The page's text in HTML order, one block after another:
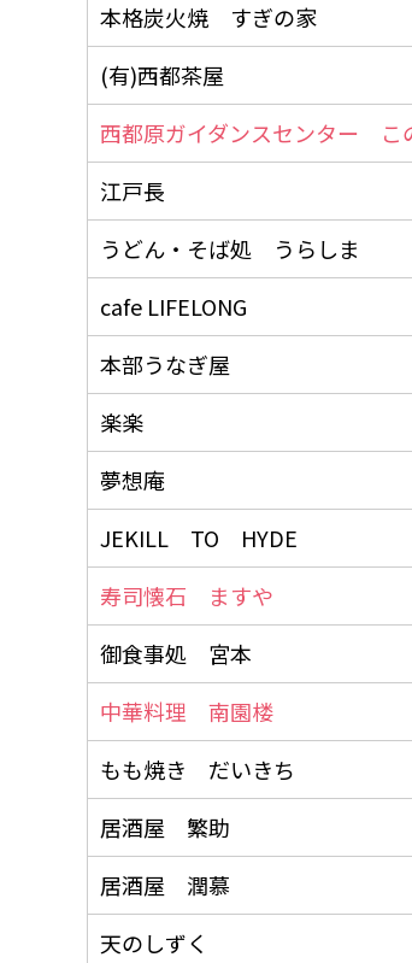
本格炭火焼 すぎの家
(有)西都茶屋
西都原ガイダンスセンター こ
江戸長
うどん・そば処 うらしま
cafe LIFELONG
本部うなぎ屋
楽楽
夢想庵
JEKILL TO HYDE
寿司懐石 ますや
御食事処 宮本
中華料理 南園楼
もも焼き だいきち
居酒屋 繁助
居酒屋 潤慕
天のしずく